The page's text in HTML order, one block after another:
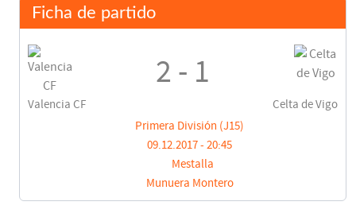
Ficha de partido
Valencia CF
2 - 1
Celta de Vigo
Primera División (J15)
09.12.2017 - 20:45
Mestalla
Munuera Montero